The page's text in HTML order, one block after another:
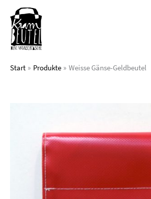
Inhalt
springen
Start Produkte Weisse Gänse-Geldbeutel